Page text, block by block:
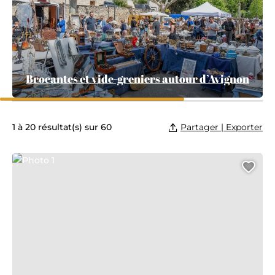
Brocantes et vide-greniers autour d’Avignon
1 à 20 résultat(s) sur 60 Partager | Exporter
Photo 1